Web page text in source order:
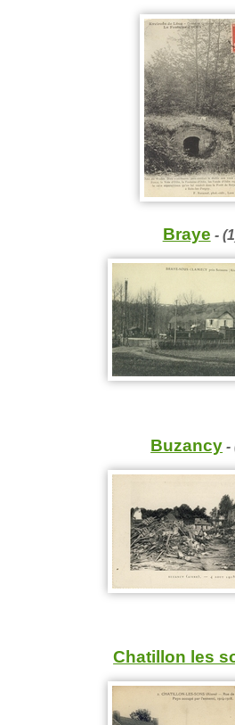
Braye -
Buzancy -
Chatillon les